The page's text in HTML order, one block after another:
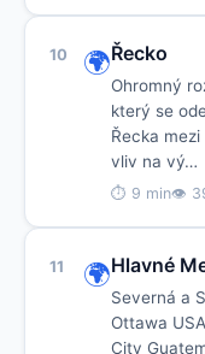
10 🌍Řecko
Ohromný
který se
Řecka
vliv na vý…
⏱ 9 min👁
11 🌍Hlavné
Severná a
Ottawa
City